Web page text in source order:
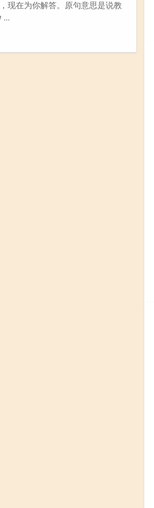
现在为你解答。原句意思是说教
...